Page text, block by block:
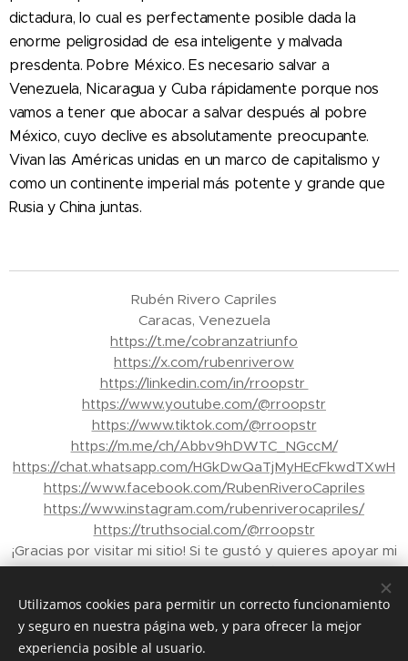
dictadura, lo cual es perfectamente posible dada la
enorme peligrosidad de esa inteligente y malvada
presdenta. Pobre México. Es necesario salvar a
Venezuela, Nicaragua y Cuba rápidamente porque nos
vamos a tener que abocar a salvar después al pobre
México, cuyo declive es absolutamente preocupante.
Vivan las Américas unidas en un marco de capitalismo y
como un continente imperial más potente y grande que
Rusia y China juntas.
Rubén Rivero Capriles
Caracas, Venezuela
https://t.me/cobranzatriunfo
https://x.com/rubenriverow
https://linkedin.com/in/rroopstr
https://www.youtube.com/@rroopstr
https://www.tiktok.com/@rroopstr
https://m.me/ch/Abbv9hDWTC_NGccM/
https://chat.whatsapp.com/HGkDwQaTjMyHEcFkwdTXwH
https://www.facebook.com/RubenRiveroCapriles
https://www.instagram.com/rubenriverocapriles/
https://truthsocial.com/@rroopstr
¡Gracias por visitar mi sitio! Si te gustó y quieres apoyar mi
trabajo, puedes enviar propinas a través de Binance a mi
correo electrónico: rroopstr@yahoo.com.ve - Tu apoyo
me ayuda a crear más contenido para ti. ¡Gracias de
nuevo!"
© 2026 Rubén Rivero Capriles. Todos los derechos
Utilizamos cookies para permitir un correcto funcionamiento
y seguro en nuestra página web, y para ofrecer la mejor
experiencia posible al usuario.